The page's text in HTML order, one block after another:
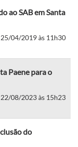
ao SAB em Santa
04/2019 às 11h30
Paene para o
08/2023 às 15h23
do